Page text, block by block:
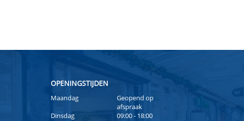
OPENINGSTIJDEN
Maandag
Geopend op
afspraak
Dinsdag
09:00 - 18:00